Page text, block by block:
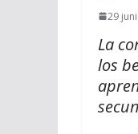
29
La
los